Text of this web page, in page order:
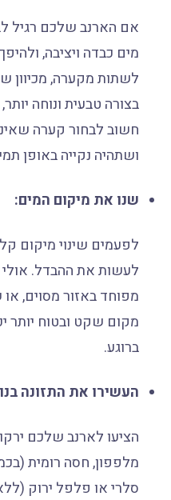
אם הארנב שלכם רגיל
מים כבדה ויציבה,
לשתות מקערה,
בצורה טבעית ונוחה
חשוב לבחור קערה
ושתהיה נקייה באופן
שנו את מיקום המים:
לפעמים שינוי מיקום
לעשות את ההבדל. אולי
מפוחד באזור מסוים,
מקום שקט ובטוח יותר
ברוגע.
העשירו את התזונה
הציעו לארנב שלכם
מלפפון, חסה רומית
סלרי או פלפל ירוק